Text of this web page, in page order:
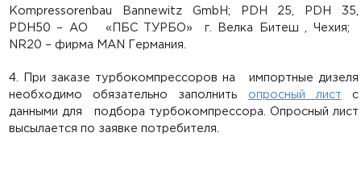
Kompressorenbau Bannewitz GmbH; PDH 25, PDH 35,
PDH50 – АО «ПБС ТУРБО» г. Велка Битеш , Чехия;
NR20 – фирма MAN Германия.
4. При заказе турбокомпрессоров на импортные дизеля
необходимо обязательно заполнить
опросный лист с
данными для подбора турбокомпрессора. Опросный лист
высылается по заявке потребителя.